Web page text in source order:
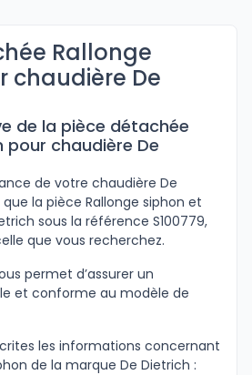
Rallonge
chaudière De
de la pièce détachée
pour chaudière De
de votre chaudière De
la pièce Rallonge siphon et
sous la référence S100779,
que vous recherchez.
permet d’assurer un
et conforme au modèle de
les informations concernant
de la marque De Dietrich :